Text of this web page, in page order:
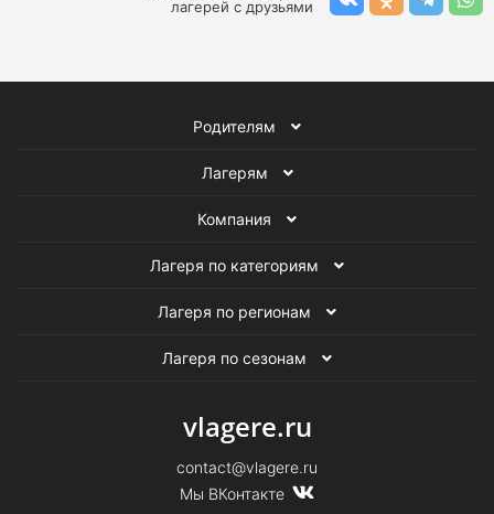
Летние робототехнические лагеря в Москве
лагерей с друзьями
Родителям
Лагерям
Компания
Лагеря по категориям
Лагеря по регионам
Лагеря по сезонам
vlagere.ru
contact@vlagere.ru
Мы ВКонтакте